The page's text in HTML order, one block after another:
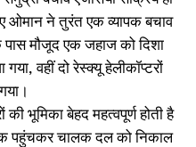
ओमान ने तुरंत एक व्यापक बचाव
मौजूद एक जहाज को दिशा
वहीं दो रेस्क्यू हेलीकॉप्टरों
की भूमिका बेहद महत्वपूर्ण होती है
पहुंचकर चालक दल को निकाल